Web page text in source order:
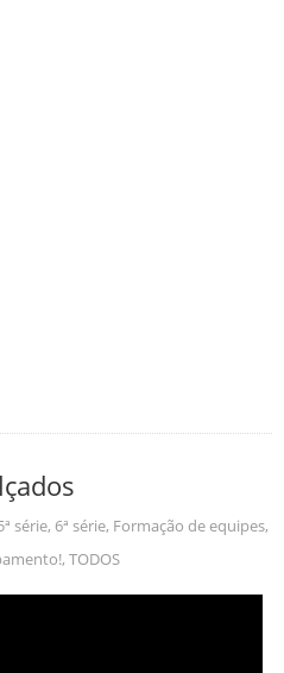
série, 6ª série, Formação de equipes,
, TODOS